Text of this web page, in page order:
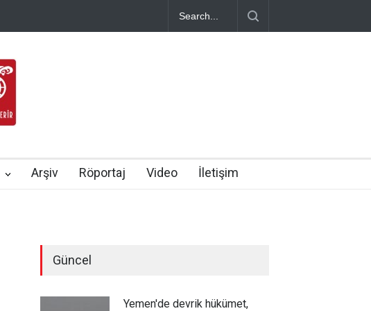
Arşiv Röportaj Video İletişim
Güncel
Yemen'de devrik hükümet,